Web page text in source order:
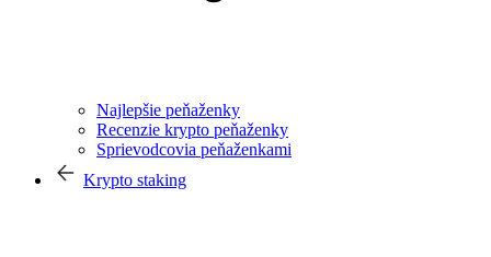
Najlepšie peňaženky
Recenzie krypto peňaženky
Sprievodcovia peňaženkami
Krypto staking